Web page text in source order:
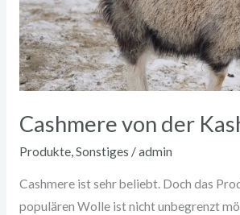
Cashmere von der
Produkte,Sonstiges /admin
Cashmere ist sehr beliebt. Doch das
populären Wolle ist nicht unbegrenzt